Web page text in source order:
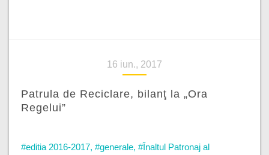
16 iun., 2017
Patrula de Reciclare, bilanţ la „Ora
Regelui”
#editia 2016-2017, #generale, #Înaltul Patronaj al